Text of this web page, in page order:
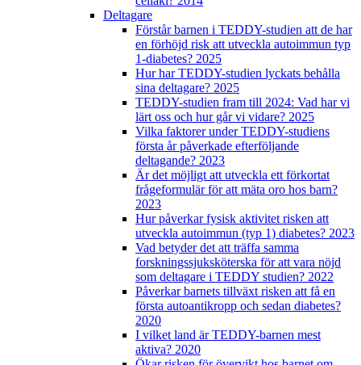
Deltagare
Förstår barnen i TEDDY-studien att de har
en förhöjd risk att utveckla autoimmun typ
1-diabetes? 2025
Hur har TEDDY-studien lyckats behålla
sina deltagare? 2025
TEDDY-studien fram till 2024: Vad har vi
lärt oss och hur går vi vidare? 2025
Vilka faktorer under TEDDY-studiens
första år påverkade efterföljande
deltagande? 2023
Är det möjligt att utveckla ett förkortat
frågeformulär för att mäta oro hos barn?
2023
Hur påverkar fysisk aktivitet risken att
utveckla autoimmun (typ 1) diabetes? 2023
Vad betyder det att träffa samma
forskningssjuksköterska för att vara nöjd
som deltagare i TEDDY studien? 2022
Påverkar barnets tillväxt risken att få en
första autoantikropp och sedan diabetes?
2020
I vilket land är TEDDY-barnen mest
aktiva? 2020